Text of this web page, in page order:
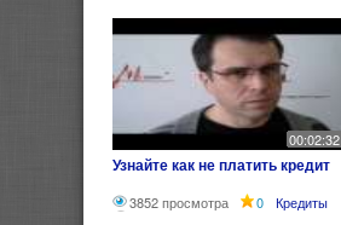
00:02:32
Узнайте как не платить кредит
3852 просмотра 0 Кредиты